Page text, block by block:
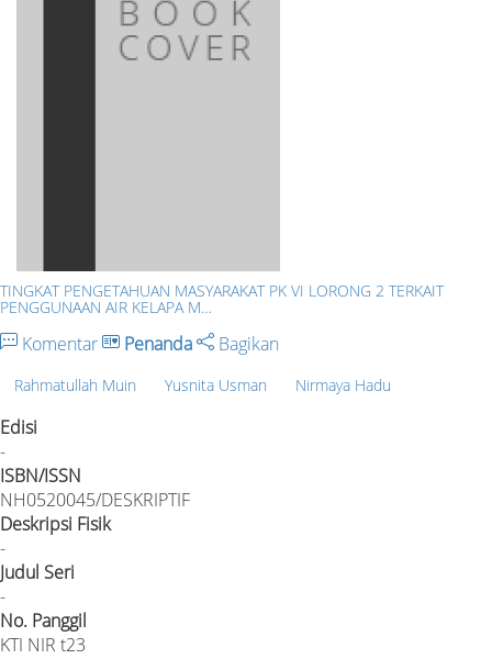
TINGKAT PENGETAHUAN MASYARAKAT PK VI LORONG 2 TERKAIT
PENGGUNAAN AIR KELAPA M…
Komentar Penanda Bagikan
Rahmatullah Muin Yusnita Usman Nirmaya Hadu
Edisi
-
ISBN/ISSN
NH0520045/DESKRIPTIF
Deskripsi Fisik
-
Judul Seri
-
No. Panggil
KTI NIR t23